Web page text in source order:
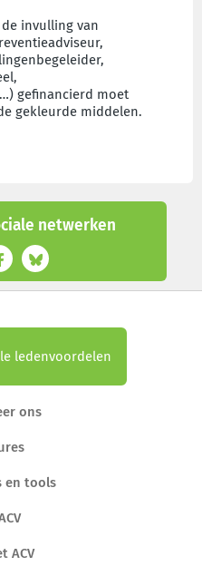
netwerken
invulling van
gefinancierd moet
gekleurde middelen.
ledenvoordelen
ons
en tools
ACV